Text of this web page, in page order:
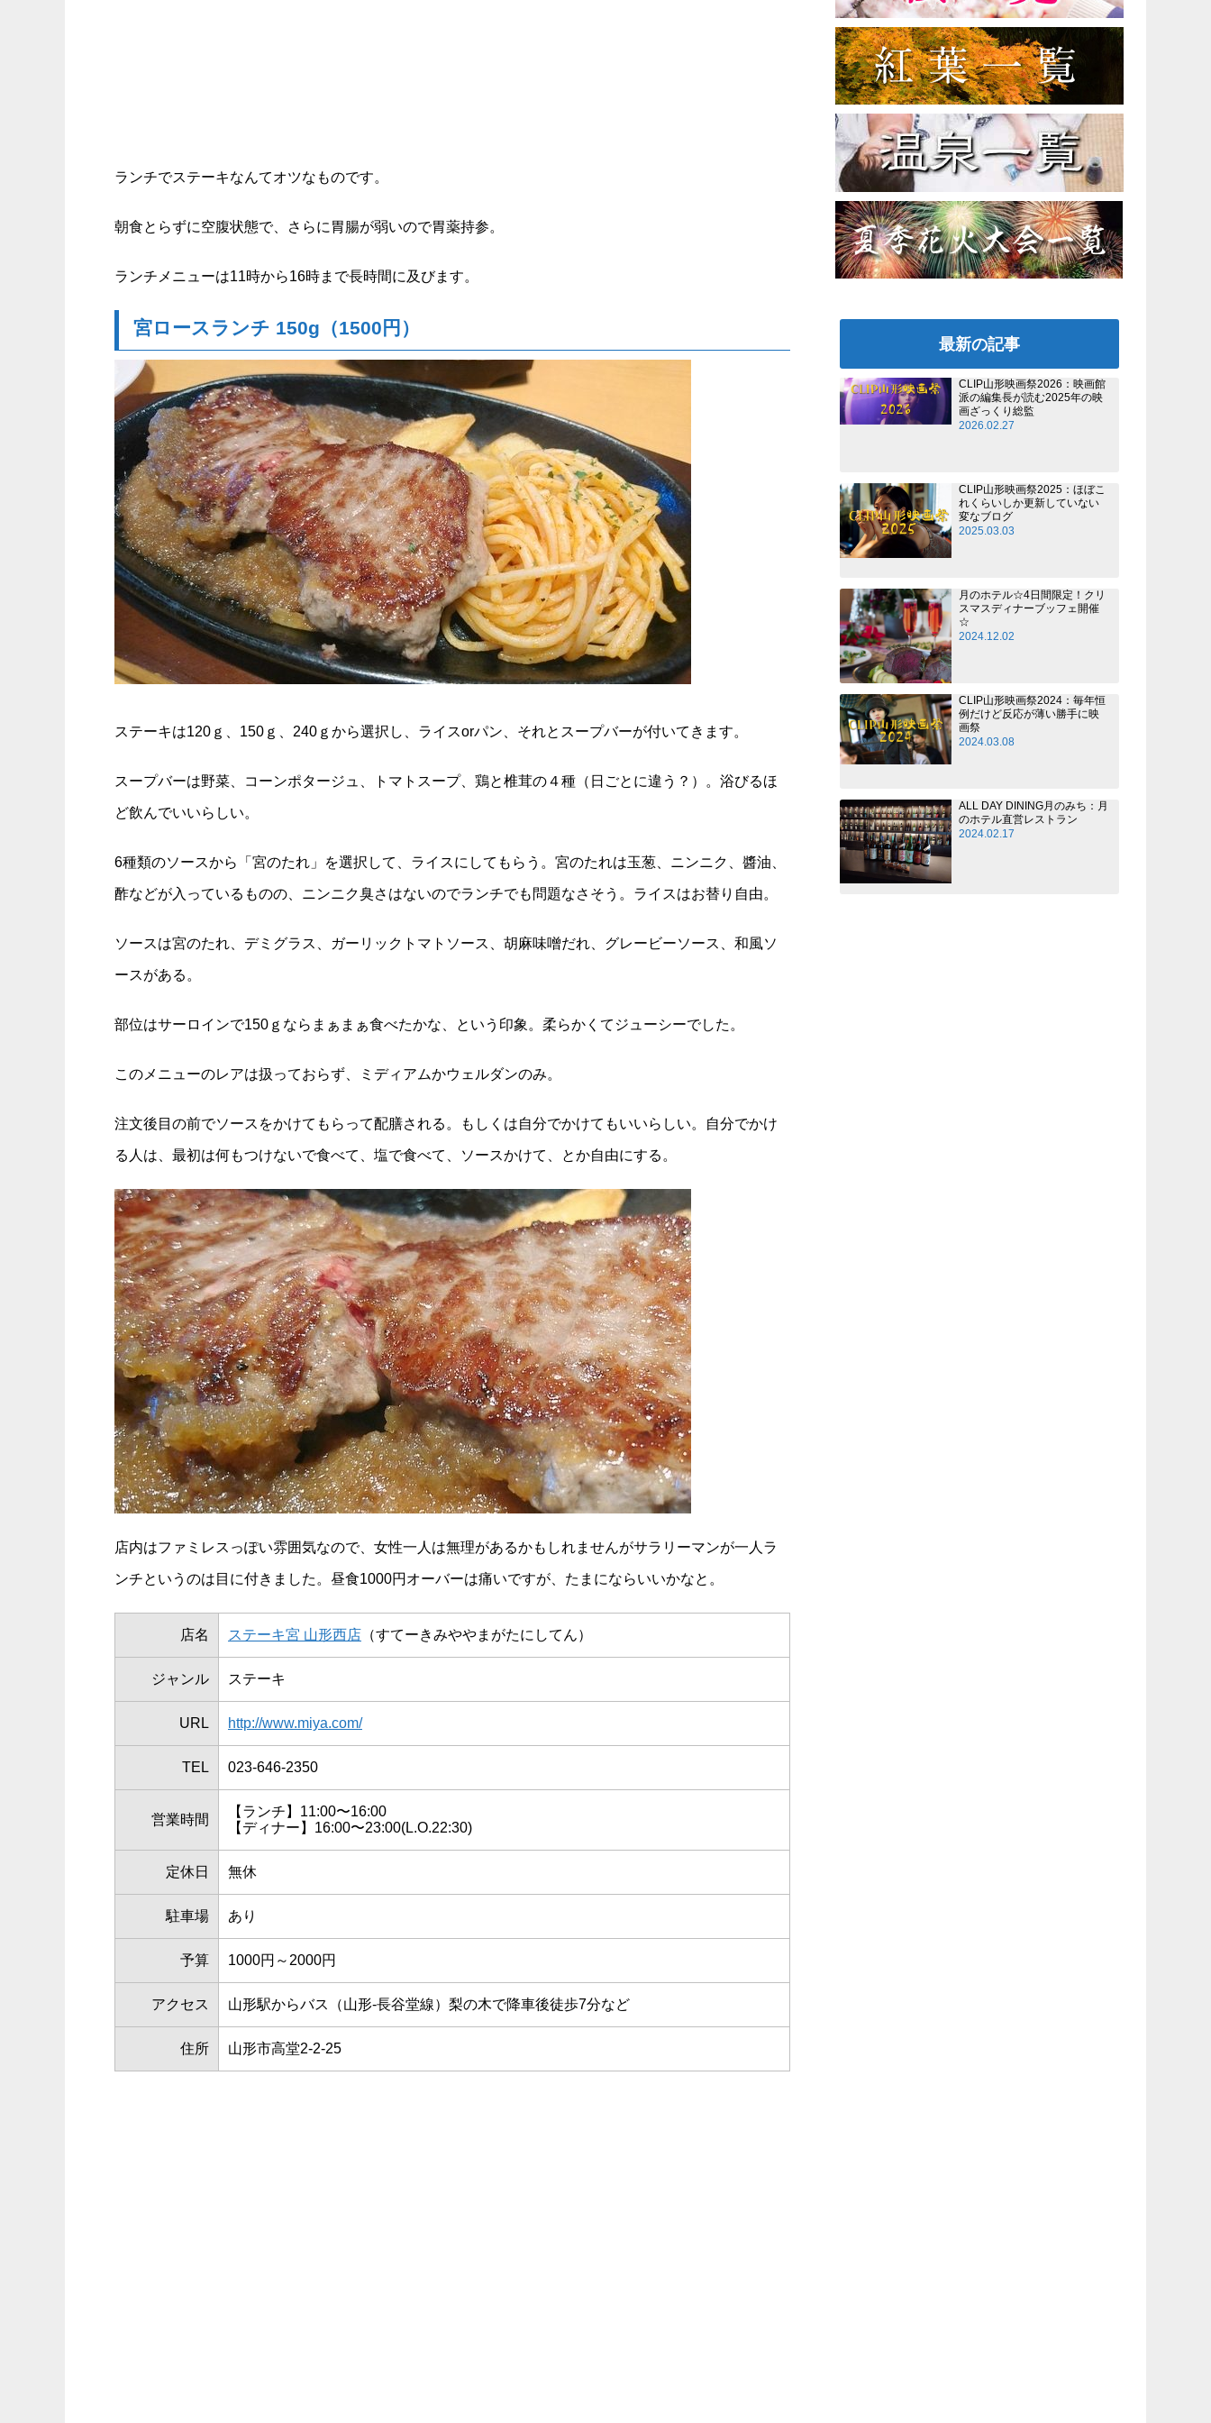
ランチでステーキなんてオツなものです。
朝食とらずに空腹状態で、さらに胃腸が弱いので胃薬持参。
ランチメニューは11時から16時まで長時間に及びます。
宮ロースランチ 150g（1500円）
ステーキは120ｇ、150ｇ、240ｇから選択し、ライスorパン、それとスープバーが付いてきます。
スープバーは野菜、コーンポタージュ、トマトスープ、鶏と椎茸の４種（日ごとに違う？）。浴びるほ
ど飲んでいいらしい。
6種類のソースから「宮のたれ」を選択して、ライスにしてもらう。宮のたれは玉葱、ニンニク、醬油、
酢などが入っているものの、ニンニク臭さはないのでランチでも問題なさそう。ライスはお替り自由。
ソースは宮のたれ、デミグラス、ガーリックトマトソース、胡麻味噌だれ、グレービーソース、和風ソ
ースがある。
部位はサーロインで150ｇならまぁまぁ食べたかな、という印象。柔らかくてジューシーでした。
このメニューのレアは扱っておらず、ミディアムかウェルダンのみ。
注文後目の前でソースをかけてもらって配膳される。もしくは自分でかけてもいいらしい。自分でかけ
る人は、最初は何もつけないで食べて、塩で食べて、ソースかけて、とか自由にする。
店内はファミレスっぽい雰囲気なので、女性一人は無理があるかもしれませんがサラリーマンが一人ラ
ンチというのは目に付きました。昼食1000円オーバーは痛いですが、たまにならいいかなと。
店名 ステーキ宮 山形西店 （すてーきみややまがたにしてん）
ジャンル ステーキ
URL http://www.miya.com/
TEL 023-646-2350
営業時間
【ランチ】11:00〜16:00
【ディナー】16:00〜23:00(L.O.22:30)
定休日 無休
駐車場 あり
予算 1000円～2000円
アクセス 山形駅からバス（山形-長谷堂線）梨の木で降車後徒歩7分など
住所 山形市高堂2-2-25
最新の記事
CLIP山形映画祭2026：映画館
派の編集長が読む2025年の映
画ざっくり総監
2026.02.27
CLIP山形映画祭2025：ほぼこ
れくらいしか更新していない
変なブログ
2025.03.03
月のホテル☆4日間限定！クリ
スマスディナーブッフェ開催
☆
2024.12.02
CLIP山形映画祭2024：毎年恒
例だけど反応が薄い勝手に映
画祭
2024.03.08
ALL DAY DINING月のみち：月
のホテル直営レストラン
2024.02.17